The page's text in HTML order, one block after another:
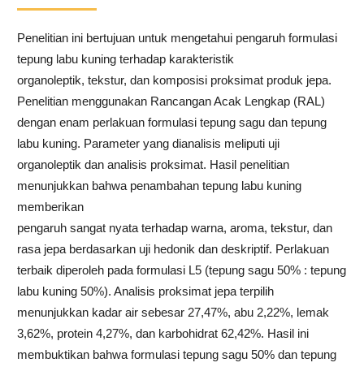
Penelitian ini bertujuan untuk mengetahui pengaruh formulasi
tepung labu kuning terhadap karakteristik
organoleptik, tekstur, dan komposisi proksimat produk jepa.
Penelitian menggunakan Rancangan Acak Lengkap (RAL)
dengan enam perlakuan formulasi tepung sagu dan tepung
labu kuning. Parameter yang dianalisis meliputi uji
organoleptik dan analisis proksimat. Hasil penelitian
menunjukkan bahwa penambahan tepung labu kuning
memberikan
pengaruh sangat nyata terhadap warna, aroma, tekstur, dan
rasa jepa berdasarkan uji hedonik dan deskriptif. Perlakuan
terbaik diperoleh pada formulasi L5 (tepung sagu 50% : tepung
labu kuning 50%). Analisis proksimat jepa terpilih
menunjukkan kadar air sebesar 27,47%, abu 2,22%, lemak
3,62%, protein 4,27%, dan karbohidrat 62,42%. Hasil ini
membuktikan bahwa formulasi tepung sagu 50% dan tepung